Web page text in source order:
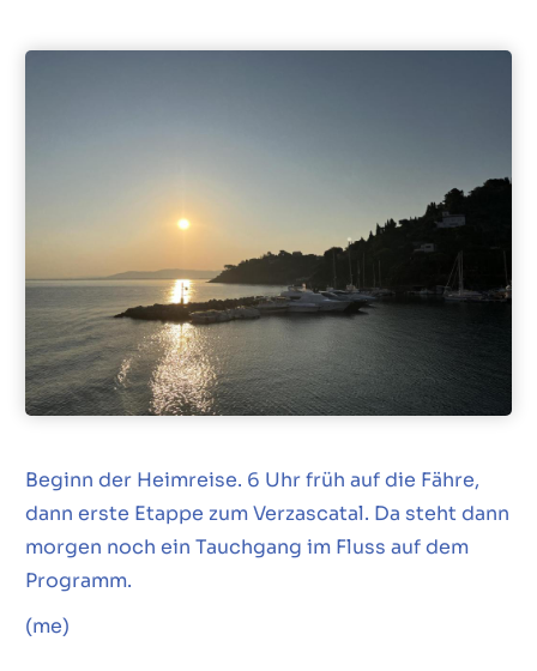
Beginn der Heimreise. 6 Uhr früh auf die Fähre,
dann erste Etappe zum Verzascatal. Da steht dann
morgen noch ein Tauchgang im Fluss auf dem
Programm.
(me)